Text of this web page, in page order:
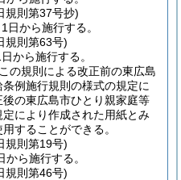
規則第37号抄)
日から施行する。
規則第63号)
から施行する。
の規則による改正前の東広島
例施行規則の様式の規定に
の東広島市ひとり親家庭等
により作成された用紙とみ
することができる。
規則第19号)
ら施行する。
規則第46号)